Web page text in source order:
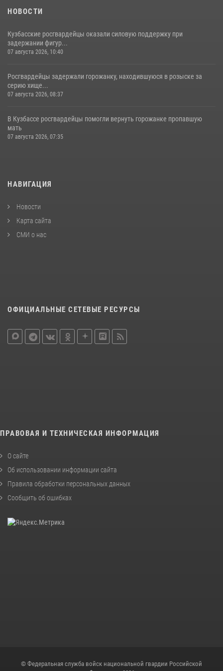
НОВОСТИ
Кузбасские росгвардейцы оказали силовую поддержку при
задержании фигур...
07 августа 2026, 10:40
Росгвардейцы задержали горожанку, находившуюся в розыске за
серию хище...
07 августа 2026, 08:37
В Кузбассе росгвардейцы помогли вернуть горожанке пропавшую
мать
07 августа 2026, 07:35
НАВИГАЦИЯ
Новости
Карта сайта
СМИ о нас
ОФИЦИАЛЬНЫЕ СЕТЕВЫЕ РЕСУРСЫ
ПРАВОВАЯ И ТЕХНИЧЕСКАЯ ИНФОРМАЦИЯ
О сайте
Об использовании информации сайта
Правила обработки персональных данных
Сообщить об ошибках
© Федеральная служба войск национальной гвардии Российской